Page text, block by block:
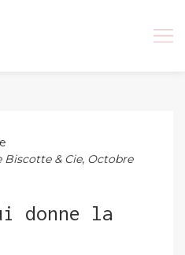
Biscotte & Cie, Octobre
donne la